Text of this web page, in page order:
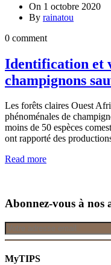
On 1 octobre 2020
By rainatou
0 comment
Identification et
champignons
Les forêts claires Ouest
phénoménales de
moins de 50 espèces
ont rapporté des
Read more
Abonnez-vous à nos
MyTIPS